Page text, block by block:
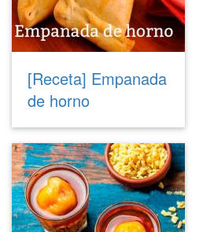
[Receta] Empanada
de horno